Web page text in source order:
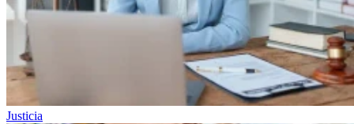
Justicia